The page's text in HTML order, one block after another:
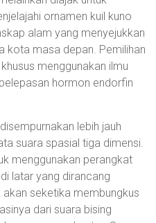
ornamen kuil kuno
alam yang menyejukkan
kota masa depan. Pemilihan
menggunakan ilmu
hormon endorfin
lebih jauh
suara spasial tiga dimensi.
menggunakan perangkat
latar yang dirancang
seketika membungkus
dari suara bising